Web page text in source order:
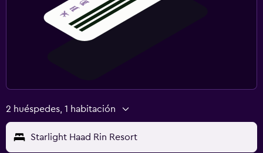
2 huéspedes, 1 habitación
Starlight Haad Rin Resort